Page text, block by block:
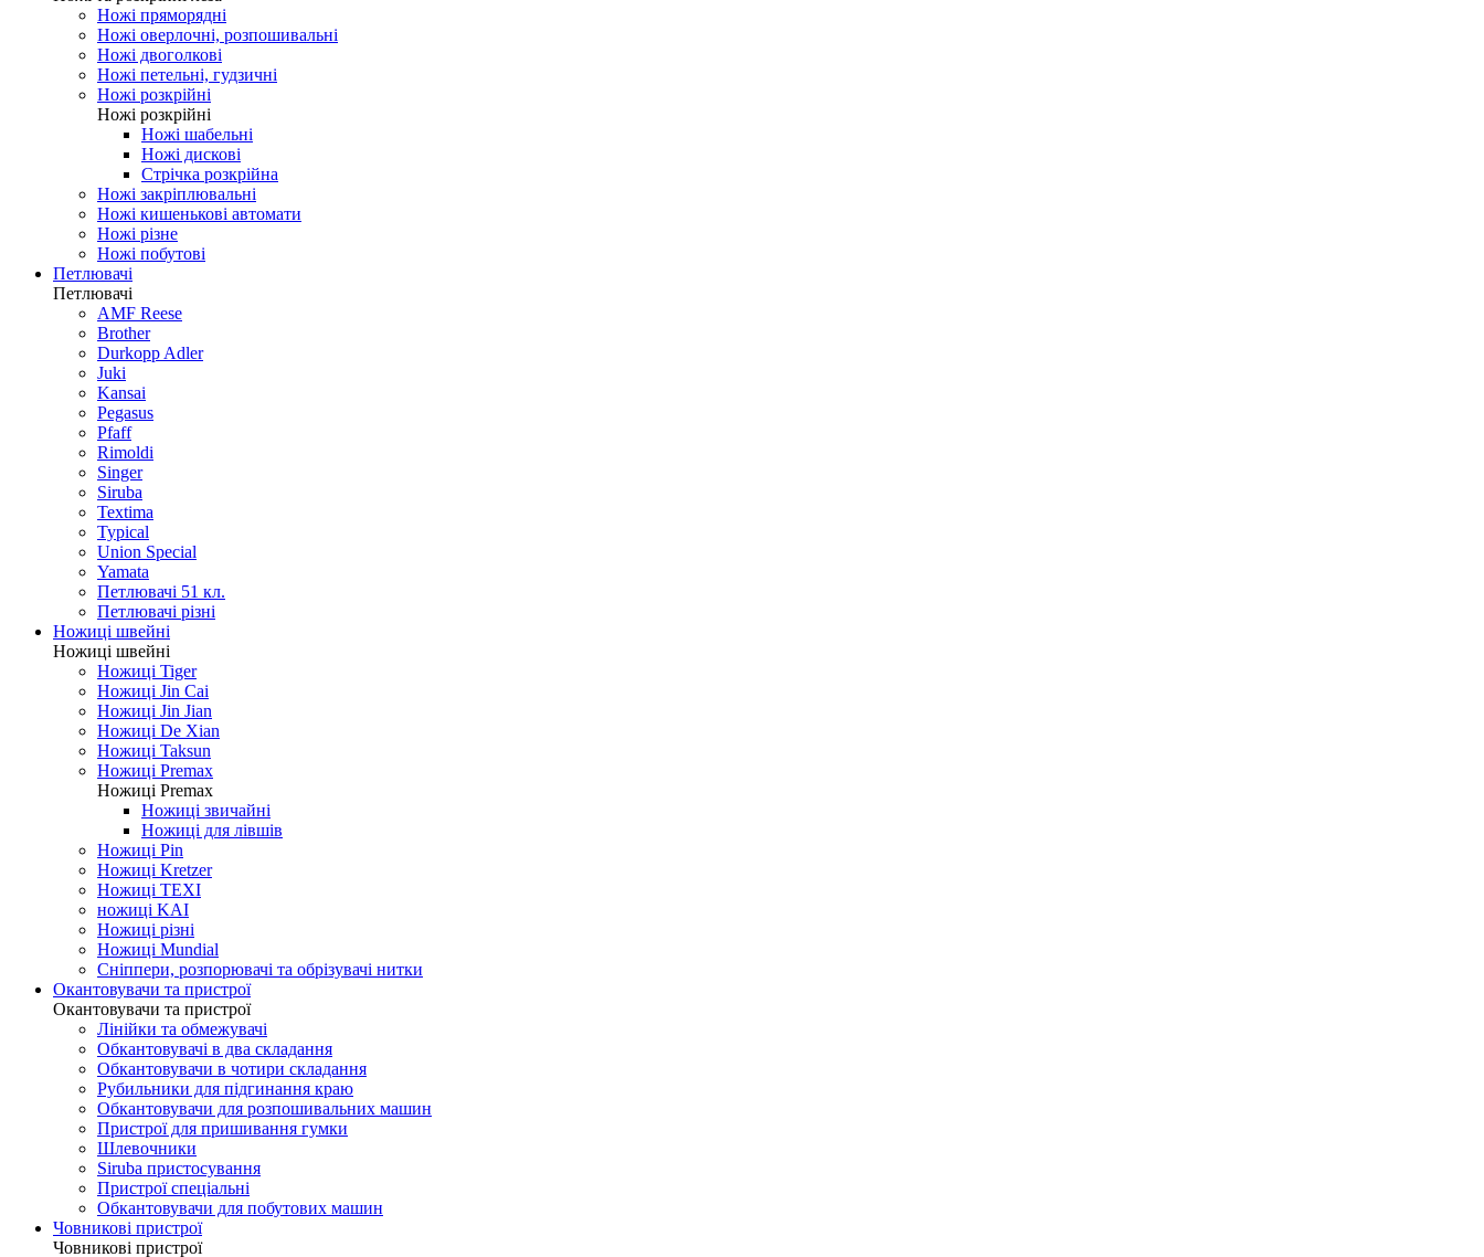
Промислові для розпошивалок
Ножі та розкрійні леза
Ножі та розкрійні леза
Ножі пряморядні
Ножі оверлочні, розпошивальні
Ножі двоголкові
Ножі петельні, гудзичні
Ножі розкрійні
Ножі розкрійні
Ножі шабельні
Ножі дискові
Стрічка розкрійна
Ножі закріплювальні
Ножі кишенькові автомати
Ножі різне
Ножі побутові
Петлювачі
Петлювачі
AMF Reese
Brother
Durkopp Adler
Juki
Kansai
Pegasus
Pfaff
Rimoldi
Singer
Siruba
Textima
Typical
Union Special
Yamata
Петлювачі 51 кл.
Петлювачі різні
Ножиці швейні
Ножиці швейні
Ножиці Tiger
Ножиці Jin Cai
Ножиці Jin Jian
Ножиці De Xian
Ножиці Taksun
Ножиці Premax
Ножиці Premax
Ножиці звичайні
Ножиці для лівшів
Ножиці Pin
Ножиці Kretzer
Ножиці TEXI
ножиці KAI
Ножиці різні
Ножиці Mundial
Сніппери, розпорювачі та обрізувачі нитки
Окантовувачи та пристрої
Окантовувачи та пристрої
Лінійки та обмежувачі
Обкантовувачі в два складання
Обкантовувачи в чотири складання
Рубильники для підгинання краю
Обкантовувачи для розпошивальних машин
Пристрої для пришивання гумки
Шлевочники
Siruba пристосування
Пристрої спеціальні